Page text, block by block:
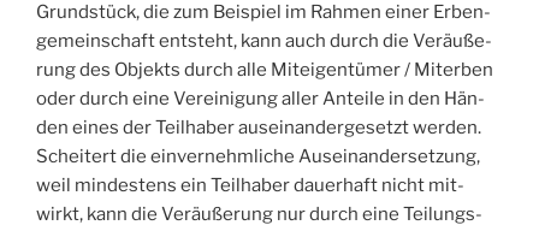
Grund­stück, die zum Bei­spiel im Rah­men einer Erben­
ge­mein­schaft ent­steht, kann auch durch die Ver­äu­ße­
rung des Objekts durch alle Mit­ei­gen­tü­mer / Mit­er­ben
oder durch eine Ver­ei­ni­gung aller Antei­le in den Hän­
den eines der Teil­ha­ber aus­ein­an­der­ge­setzt wer­den.
Schei­tert die ein­ver­nehm­li­che Aus­ein­an­der­set­zung,
weil min­des­tens ein Teil­ha­ber dau­er­haft nicht mit­
wirkt, kann die Ver­äu­ße­rung nur durch eine Tei­lungs­